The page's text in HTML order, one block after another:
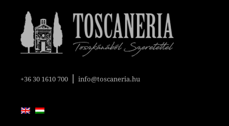
+36 30 1610 700 |info@toscaneria.hu